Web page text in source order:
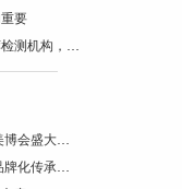
要
2026年水质第三方检测机构实力甄选：官方推荐检测机构，实力与适配度的双重选择
智美启新 聚力前行！第70届中国（上海）国际美博会盛大开幕
获国家知识产权局商标注册 舞钢稀世瑰宝开启品牌化传承新篇